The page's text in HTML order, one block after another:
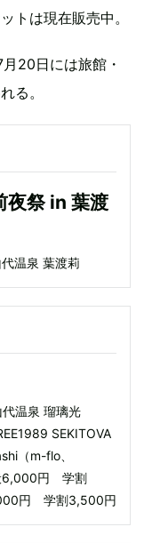
トは現在販売中。
20日には旅館・
る。
夜祭 in 葉渡
温泉 葉渡莉
温泉 瑠璃光
SEKITOVA
（m-flo、
6,000円 学割
円 学割3,500円